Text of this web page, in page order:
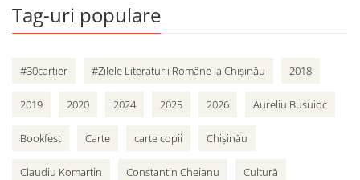
Tag-uri populare
#30cartier #Zilele Literaturii Române la Chișinău 2018
2019 2020 2024 2025 2026 Aureliu Busuioc
Bookfest Carte carte copii Chișinău
Claudiu Komartin Constantin Cheianu Cultură